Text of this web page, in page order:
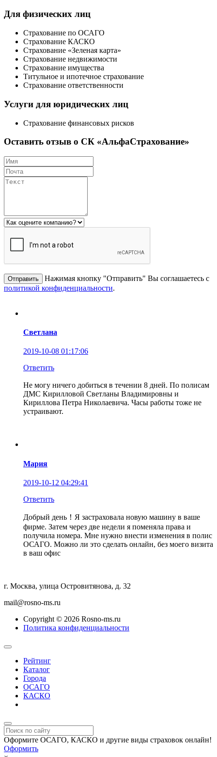
Для физических лиц
Страхование по ОСАГО
Страхование КАСКО
Страхование «Зеленая карта»
Страхование недвижимости
Страхование имущества
Титульное и ипотечное страхование
Страхование ответственности
Услуги для юридических лиц
Страхование финансовых рисков
Оставить отзыв о СК «АльфаСтрахование»
Нажимая кнопку "Отправить" Вы соглашаетесь с
политикой конфиденциальности.
Светлана
2019-10-08 01:17:06
Ответить
Не могу ничего добиться в течении 8 дней. По полисам
ДМС Кирилловой Светланы Владимировны и
Кириллова Петра Николаевича. Часы работы тоже не
устраивают.
Мария
2019-10-12 04:29:41
Ответить
Добрый день！Я застраховала новую машину в ваше
фирме. Затем через две недели я поменяла права и
получила номера. Мне нужно внести изменения в полис
ОСАГО. Можно ли это сделать онлайн, без моего визита
в ваш офис
г. Москва, улица Островитянова, д. 32
mail@rosno-ms.ru
Copyright © 2026 Rosno-ms.ru
Политика конфиденциальности
Рейтинг
Каталог
Города
ОСАГО
КАСКО
Оформите ОСАГО, КАСКО и другие виды страховок онлайн!
Оформить